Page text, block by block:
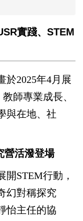
實踐、STEM
於2025年4月展
師專業成長、
與在地、社
營活潑登場
開STEM行動，
幻對稱探究
怡主任的協